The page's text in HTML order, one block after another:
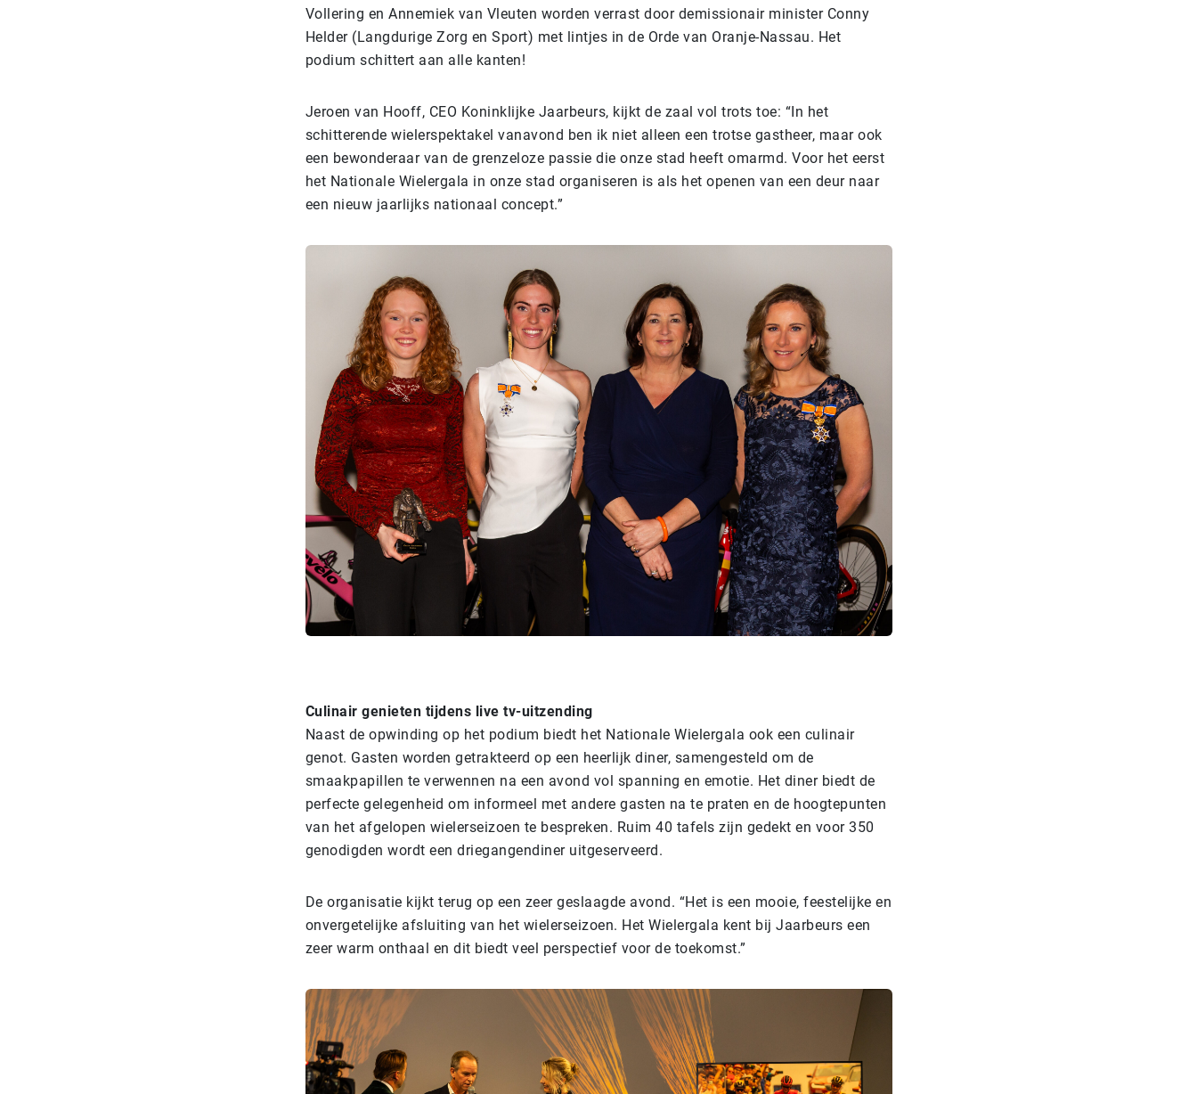
Vollering en Annemiek van Vleuten worden verrast door demissionair minister Conny
Helder (Langdurige Zorg en Sport) met lintjes in de Orde van Oranje-Nassau. Het
podium schittert aan alle kanten!
Jeroen van Hooff, CEO Koninklijke Jaarbeurs, kijkt de zaal vol trots toe: “In het
schitterende wielerspektakel vanavond ben ik niet alleen een trotse gastheer, maar ook
een bewonderaar van de grenzeloze passie die onze stad heeft omarmd. Voor het eerst
het Nationale Wielergala in onze stad organiseren is als het openen van een deur naar
een nieuw jaarlijks nationaal concept.”
Culinair genieten tijdens live tv-uitzending
Naast de opwinding op het podium biedt het Nationale Wielergala ook een culinair
genot. Gasten worden getrakteerd op een heerlijk diner, samengesteld om de
smaakpapillen te verwennen na een avond vol spanning en emotie. Het diner biedt de
perfecte gelegenheid om informeel met andere gasten na te praten en de hoogtepunten
van het afgelopen wielerseizoen te bespreken. Ruim 40 tafels zijn gedekt en voor 350
genodigden wordt een driegangendiner uitgeserveerd.
De organisatie kijkt terug op een zeer geslaagde avond. “Het is een mooie, feestelijke en
onvergetelijke afsluiting van het wielerseizoen. Het Wielergala kent bij Jaarbeurs een
zeer warm onthaal en dit biedt veel perspectief voor de toekomst.”